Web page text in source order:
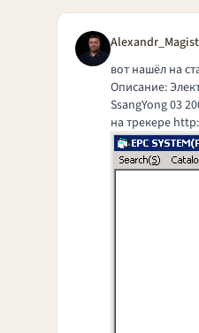
вот нашёл на
Описание:
SsangYong 03
на трекере